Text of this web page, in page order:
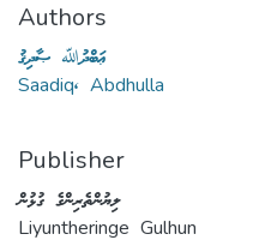
Authors
ޢަބްދުﷲ ޞާދިޤު
Saadiq, Abdhulla
Publisher
ލިޔުންތެރިންގެ ގުޅުން
Liyuntheringe Gulhun